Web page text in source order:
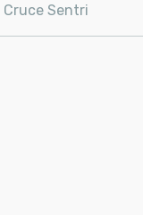
Sentri